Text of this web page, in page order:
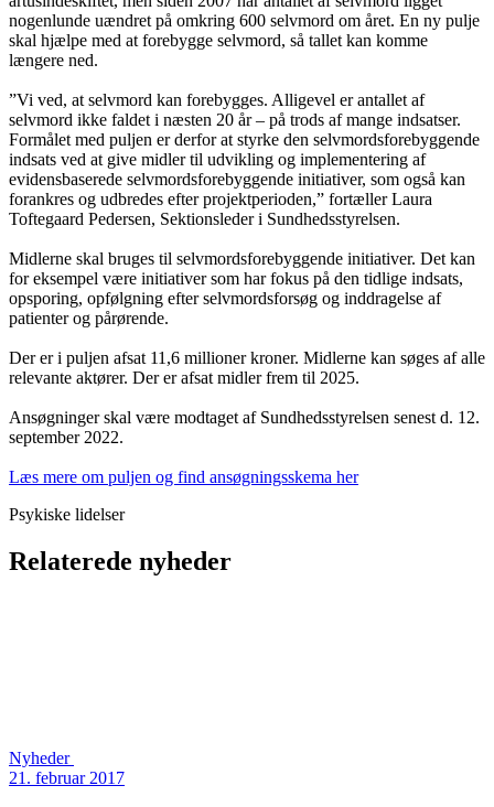
nogenlunde uændret på omkring 600 selvmord om året. En ny pulje
skal hjælpe med at forebygge selvmord, så tallet kan komme
længere ned.
”Vi ved, at selvmord kan forebygges. Alligevel er antallet af
selvmord ikke faldet i næsten 20 år – på trods af mange indsatser.
Formålet med puljen er derfor at styrke den selvmordsforebyggende
indsats ved at give midler til udvikling og implementering af
evidensbaserede selvmordsforebyggende initiativer, som også kan
forankres og udbredes efter projektperioden,” fortæller Laura
Toftegaard Pedersen, Sektionsleder i Sundhedsstyrelsen.
Midlerne skal bruges til selvmordsforebyggende initiativer. Det kan
for eksempel være initiativer som har fokus på den tidlige indsats,
opsporing, opfølgning efter selvmordsforsøg og inddragelse af
patienter og pårørende.
Der er i puljen afsat 11,6 millioner kroner. Midlerne kan søges af alle
relevante aktører. Der er afsat midler frem til 2025.
Ansøgninger skal være modtaget af Sundhedsstyrelsen senest d. 12.
september 2022.
Læs mere om puljen og find ansøgningsskema her
Psykiske lidelser
Relaterede nyheder
Nyheder
21. februar 2017